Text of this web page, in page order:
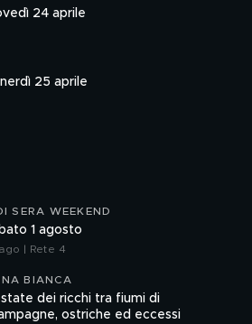
24 aprile
25 aprile
SERA WEEKEND
1 agosto
| Rete 4
BIANCA
dei ricchi tra fiumi di
ostriche ed eccessi